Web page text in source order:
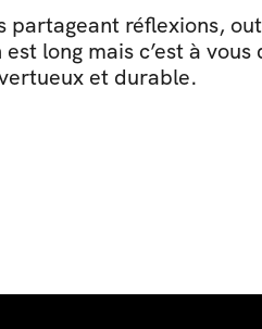
réflexions,
long mais c’est à vous
et durable.